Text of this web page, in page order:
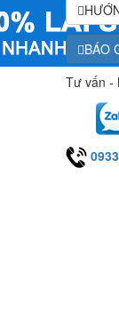
BÁO
Tư vấn -